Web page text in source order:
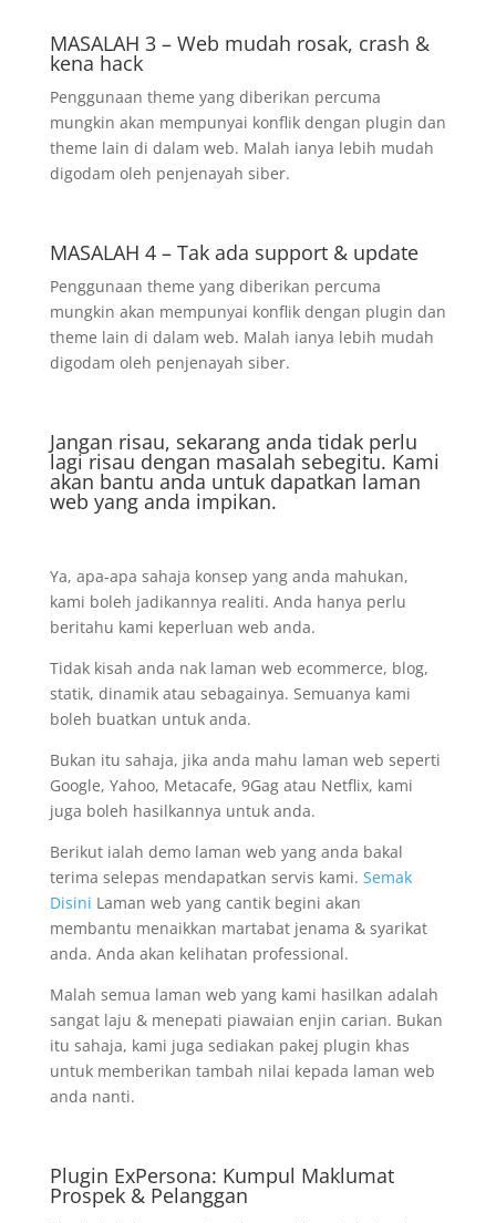
MASALAH 3 – Web mudah rosak, crash &
kena hack
Penggunaan theme yang diberikan percuma
mungkin akan mempunyai konflik dengan plugin dan
theme lain di dalam web. Malah ianya lebih mudah
digodam oleh penjenayah siber.
MASALAH 4 – Tak ada support & update
Penggunaan theme yang diberikan percuma
mungkin akan mempunyai konflik dengan plugin dan
theme lain di dalam web. Malah ianya lebih mudah
digodam oleh penjenayah siber.
Jangan risau, sekarang anda tidak perlu
lagi risau dengan masalah sebegitu. Kami
akan bantu anda untuk dapatkan laman
web yang anda impikan.
Ya, apa-apa sahaja konsep yang anda mahukan,
kami boleh jadikannya realiti. Anda hanya perlu
beritahu kami keperluan web anda.
Tidak kisah anda nak laman web ecommerce, blog,
statik, dinamik atau sebagainya. Semuanya kami
boleh buatkan untuk anda.
Bukan itu sahaja, jika anda mahu laman web seperti
Google, Yahoo, Metacafe, 9Gag atau Netflix, kami
juga boleh hasilkannya untuk anda.
Berikut ialah demo laman web yang anda bakal
terima selepas mendapatkan servis kami. Semak
Disini Laman web yang cantik begini akan
membantu menaikkan martabat jenama & syarikat
anda. Anda akan kelihatan professional.
Malah semua laman web yang kami hasilkan adalah
sangat laju & menepati piawaian enjin carian. Bukan
itu sahaja, kami juga sediakan pakej plugin khas
untuk memberikan tambah nilai kepada laman web
anda nanti.
Plugin ExPersona: Kumpul Maklumat
Prospek & Pelanggan